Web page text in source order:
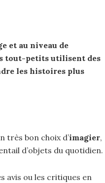
et au niveau de
tout-petits utilisent des
les histoires plus
très bon choix d’imagier,
d’objets du quotidien.
avis ou les critiques en